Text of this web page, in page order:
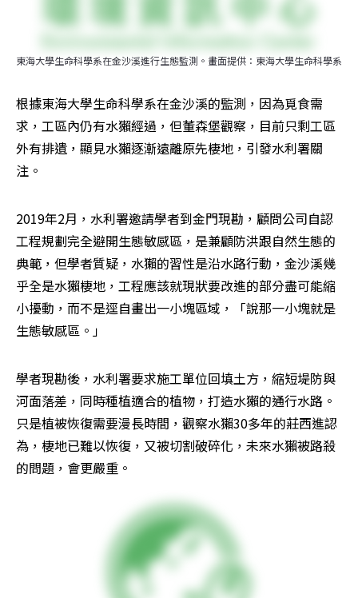
東海大學生命科學系在金沙溪進行生態監測。畫面提供：東海大學生命科學系
根據東海大學生命科學系在金沙溪的監測，因為覓食需
求，工區內仍有水獺經過，但董森堡觀察，目前只剩工區
外有排遺，顯見水獺逐漸遠離原先棲地，引發水利署關
注。
2019年2月，水利署邀請學者到金門現勘，顧問公司自認
工程規劃完全避開生態敏感區，是兼顧防洪跟自然生態的
典範，但學者質疑，水獺的習性是沿水路行動，金沙溪幾
乎全是水獺棲地，工程應該就現狀要改進的部分盡可能縮
小擾動，而不是逕自畫出一小塊區域，「說那一小塊就是
生態敏感區。」
學者現勘後，水利署要求施工單位回填土方，縮短堤防與
河面落差，同時種植適合的植物，打造水獺的通行水路。
只是植被恢復需要漫長時間，觀察水獺30多年的莊西進認
為，棲地已難以恢復，又被切割破碎化，未來水獺被路殺
的問題，會更嚴重。